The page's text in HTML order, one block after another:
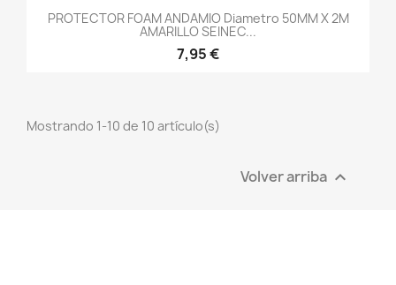
PROTECTOR FOAM ANDAMIO Diametro 50MM X 2M
AMARILLO SEINEC...
7,95 €
Mostrando 1-10 de 10 artículo(s)
Volver arriba 